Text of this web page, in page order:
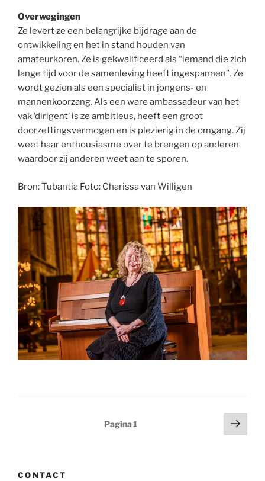
Overwegingen
Ze levert ze een belangrijke bijdrage aan de
ontwikkeling en het in stand houden van
amateurkoren. Ze is gekwalificeerd als “iemand die zich
lange tijd voor de samenleving heeft ingespannen”. Ze
wordt gezien als een specialist in jongens- en
mannenkoorzang. Als een ware ambassadeur van het
vak ’dirigent’ is ze ambitieus, heeft een groot
doorzettingsvermogen en is plezierig in de omgang. Zij
weet haar enthousiasme over te brengen op anderen
waardoor zij anderen weet aan te sporen.
Bron: Tubantia Foto: Charissa van Willigen
Pagina1
CONTACT